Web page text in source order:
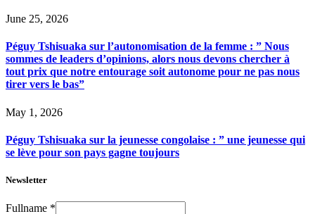
June 25, 2026
Péguy Tshisuaka sur l’autonomisation de la femme : ” Nous
sommes de leaders d’opinions, alors nous devons chercher à
tout prix que notre entourage soit autonome pour ne pas nous
tirer vers le bas”
May 1, 2026
Péguy Tshisuaka sur la jeunesse congolaise : ” une jeunesse qui
se lève pour son pays gagne toujours
Newsletter
Fullname *